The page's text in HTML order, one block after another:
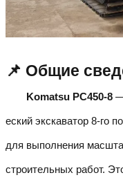
📌 Общие
Komatsu PC450-8 —
еский экскаватор 8-го
для выполнения
строительных работ.